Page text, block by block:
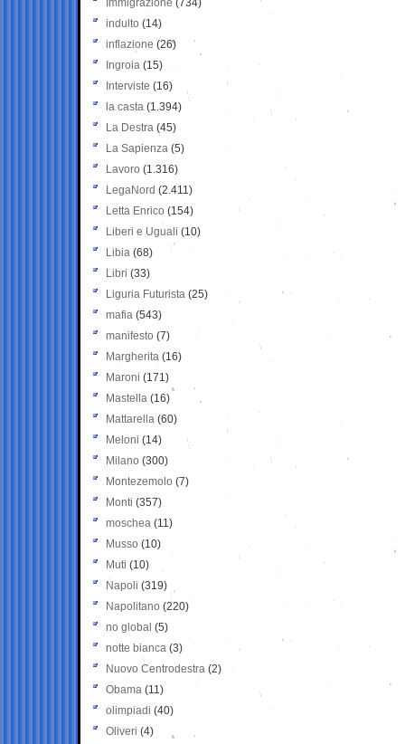
Immigrazione (734)
indulto (14)
inflazione (26)
Ingroia (15)
Interviste (16)
la casta (1.394)
La Destra (45)
La Sapienza (5)
Lavoro (1.316)
LegaNord (2.411)
Letta Enrico (154)
Liberi e Uguali (10)
Libia (68)
Libri (33)
Liguria Futurista (25)
mafia (543)
manifesto (7)
Margherita (16)
Maroni (171)
Mastella (16)
Mattarella (60)
Meloni (14)
Milano (300)
Montezemolo (7)
Monti (357)
moschea (11)
Musso (10)
Muti (10)
Napoli (319)
Napolitano (220)
no global (5)
notte bianca (3)
Nuovo Centrodestra (2)
Obama (11)
olimpiadi (40)
Oliveri (4)